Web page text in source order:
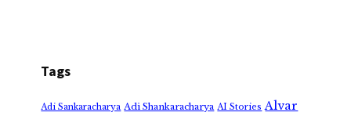
Tags
Adi Sankaracharya Adi Shankaracharya AI Stories Alvar